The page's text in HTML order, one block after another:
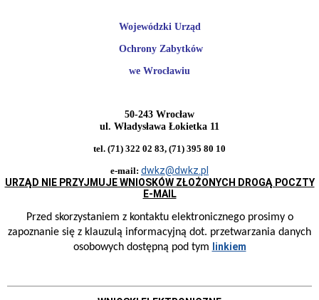
Obwieszczenia-
warunkach
zabudowy
Wojewódzki Urząd
Ochrony Zabytków
we Wrocławiu
50-243 Wrocław
ul. Władysława Łokietka 11
tel. (71) 322 02 83, (71) 395 80 10
e-mail: dwkz@dwkz.pl
URZĄD NIE PRZYJMUJE WNIOSKÓW ZŁOŻONYCH DROGĄ POCZTY
E-MAIL
Przed skorzystaniem z kontaktu elektronicznego prosimy o
zapoznanie się z klauzulą informacyjną dot. przetwarzania danych
osobowych dostępną pod tym
linkiem